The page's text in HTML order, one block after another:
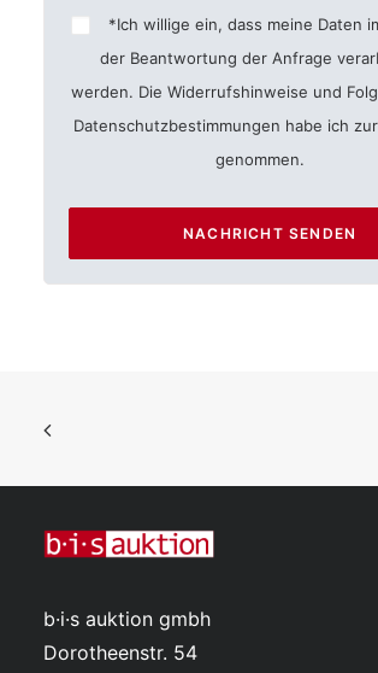
*Ich willige ein, dass meine Daten
der Beantwortung der Anfrage
werden. Die Widerrufshinweise und
Datenschutzbestimmungen habe ich
genommen.
b·i·s auktion gmbh
Dorotheenstr. 54